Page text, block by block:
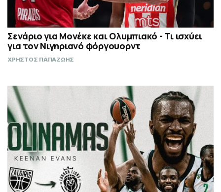
Σενάριο για Μονέκε και Ολυμπιακό - Τι ισχύει
για τον Νιγηριανό φόργουορντ
ΧΡΗΣΤΟΣ ΠΑΠΑΖΩΗΣ